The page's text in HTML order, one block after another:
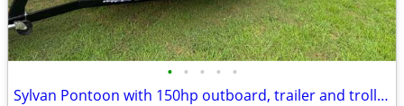
• • • • •
Sylvan Pontoon with 150hp outboard, trailer and trolling motor